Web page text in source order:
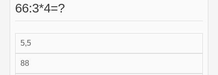
66:3*4=?
5,5
88